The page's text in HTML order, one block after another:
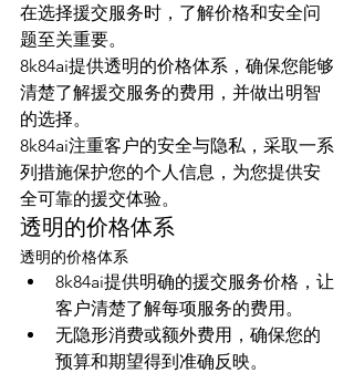
在选择援交服务时，了解价格和安全问
题至关重要。
8k84ai提供透明的价格体系，确保您能够
清楚了解援交服务的费用，并做出明智
的选择。
8k84ai注重客户的安全与隐私，采取一系
列措施保护您的个人信息，为您提供安
全可靠的援交体验。
透明的价格体系
透明的价格体系
8k84ai提供明确的援交服务价格，让
客户清楚了解每项服务的费用。
无隐形消费或额外费用，确保您的
预算和期望得到准确反映。